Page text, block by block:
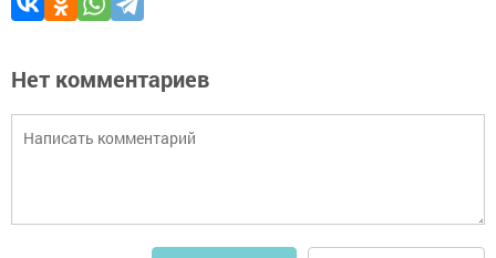
Нет комментариев